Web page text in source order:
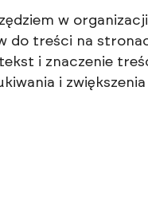
w
do treści na
i znaczenie
i